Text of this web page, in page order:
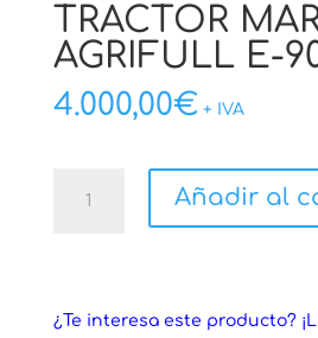
TRACTOR
AGRIFULL E-
4.000,00€ + IVA
MARCA
cantidad
Añadir al
¿Te interesa este producto?